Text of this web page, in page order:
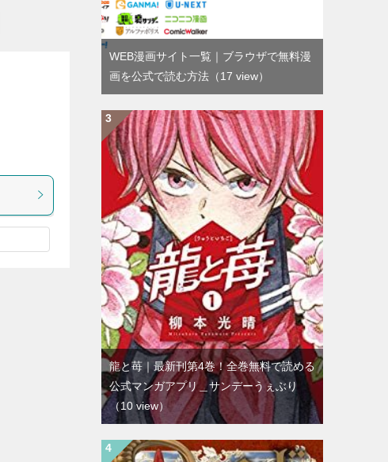
WEB漫画サイト一覧｜ブラウザで無料漫
画を公式で読む方法 （17 view）
龍と苺｜最新刊第4巻！全巻無料で読める
公式マンガアプリ＿サンデーうぇぶり
（10 view）